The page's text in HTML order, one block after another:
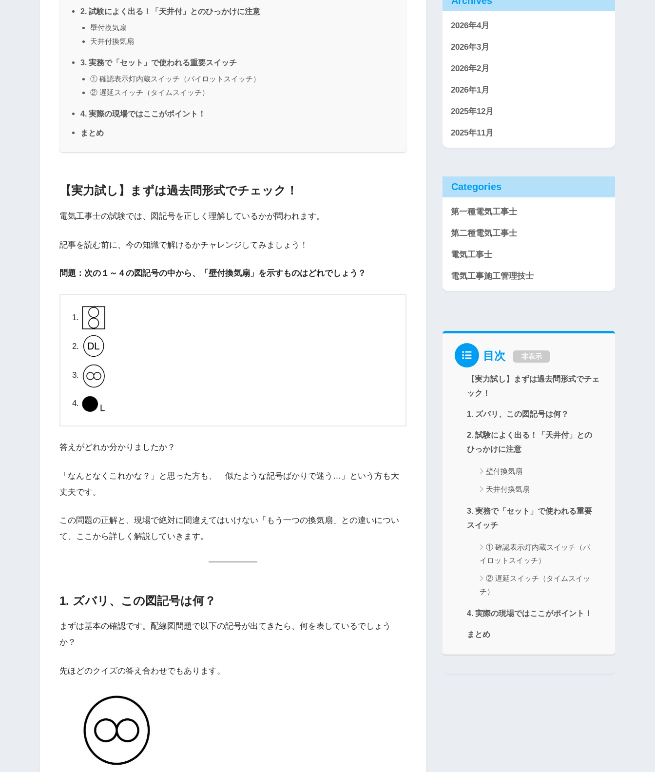
2. 試験によく出る！「天井付」とのひっかけに注意
壁付換気扇
天井付換気扇
3. 実務で「セット」で使われる重要スイッチ
① 確認表示灯内蔵スイッチ（パイロットスイッチ）
② 遅延スイッチ（タイムスイッチ）
4. 実際の現場ではここがポイント！
まとめ
【実力試し】まずは過去問形式でチェック！
電気工事士の試験では、図記号を正しく理解しているかが問われます。
記事を読む前に、今の知識で解けるかチャレンジしてみましょう！
問題：次の１～４の図記号の中から、「壁付換気扇」を示すものはどれでしょう？
答えがどれか分かりましたか？
「なんとなくこれかな？」と思った方も、「似たような記号ばかりで迷う…」という方も大
丈夫です。
この問題の正解と、現場で絶対に間違えてはいけない「もう一つの換気扇」との違いについ
て、ここから詳しく解説していきます。
1. ズバリ、この図記号は何？
まずは基本の確認です。配線図問題で以下の記号が出てきたら、何を表しているでしょう
か？
先ほどのクイズの答え合わせでもあります。
2026年4月
2026年3月
2026年2月
2026年1月
2025年12月
2025年11月
Categories
第一種電気工事士
第二種電気工事士
電気工事士
電気工事施工管理技士
目次 非表示
【実力試し】まずは過去問形式でチェ
ック！
1. ズバリ、この図記号は何？
2. 試験によく出る！「天井付」との
ひっかけに注意
壁付換気扇
天井付換気扇
3. 実務で「セット」で使われる重要
スイッチ
① 確認表示灯内蔵スイッチ（パ
イロットスイッチ）
② 遅延スイッチ（タイムスイッ
チ）
4. 実際の現場ではここがポイント！
まとめ